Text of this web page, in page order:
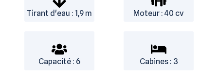
Tirant d'eau : 1,9 m Moteur : 40 cv
Capacité : 6 Cabines : 3